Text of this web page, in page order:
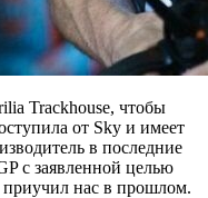
Trackhouse, чтобы
от Sky и имеет
в последние
с заявленной целью
приучил нас в прошлом.